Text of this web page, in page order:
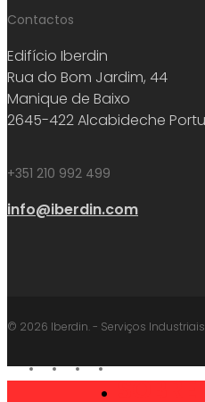
Contactos
Edifício Iberdin
Rua do Bom Jardim, 44
Manique de Baixo
2645-422 Alcabideche
+351 210 992 499
info@iberdin.com
© 2026 Iberdin. - Serviços
facebook
linkedinyoutubeinstagram
SOBRE